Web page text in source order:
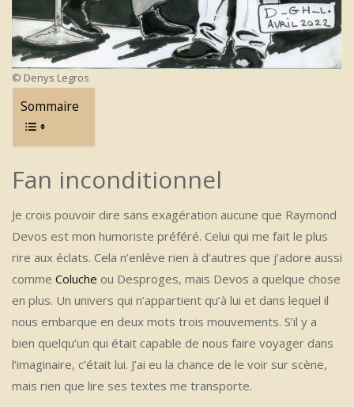
© Denys Legros
Sommaire
Fan inconditionnel
Je crois pouvoir dire sans exagération aucune que Raymond
Devos est mon humoriste préféré. Celui qui me fait le plus
rire aux éclats. Cela n’enlève rien à d’autres que j’adore aussi
comme Coluche ou Desproges, mais Devos a quelque chose
en plus. Un univers qui n’appartient qu’à lui et dans lequel il
nous embarque en deux mots trois mouvements. S’il y a
bien quelqu’un qui était capable de nous faire voyager dans
l’imaginaire, c’était lui. J’ai eu la chance de le voir sur scène,
mais rien que lire ses textes me transporte.